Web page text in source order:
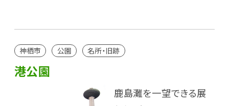
神栖市 公園 名所・旧跡
港公園
鹿島灘を一望できる展